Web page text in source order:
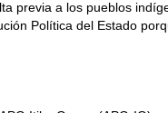
previa a los pueblos
Política del Estado